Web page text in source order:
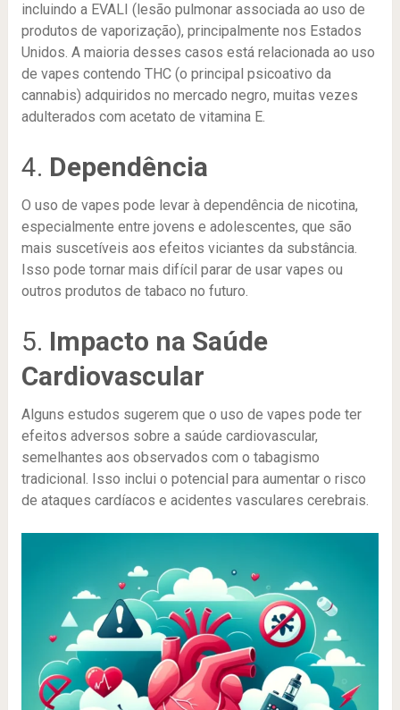
incluindo a EVALI (lesão pulmonar associada ao uso de
produtos de vaporização), principalmente nos Estados
Unidos. A maioria desses casos está relacionada ao uso
de vapes contendo THC (o principal psicoativo da
cannabis) adquiridos no mercado negro, muitas vezes
adulterados com acetato de vitamina E.
4. Dependência
O uso de vapes pode levar à dependência de nicotina,
especialmente entre jovens e adolescentes, que são
mais suscetíveis aos efeitos viciantes da substância.
Isso pode tornar mais difícil parar de usar vapes ou
outros produtos de tabaco no futuro.
5. Impacto na Saúde
Cardiovascular
Alguns estudos sugerem que o uso de vapes pode ter
efeitos adversos sobre a saúde cardiovascular,
semelhantes aos observados com o tabagismo
tradicional. Isso inclui o potencial para aumentar o risco
de ataques cardíacos e acidentes vasculares cerebrais.